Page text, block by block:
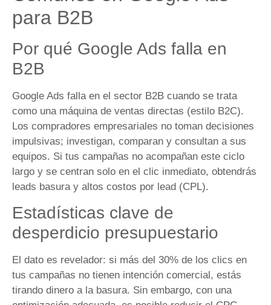
para B2B
Por qué Google Ads falla en
B2B
Google Ads falla en el sector B2B cuando se trata
como una máquina de ventas directas (estilo B2C).
Los compradores empresariales no toman decisiones
impulsivas; investigan, comparan y consultan a sus
equipos. Si tus campañas no acompañan este ciclo
largo y se centran solo en el clic inmediato, obtendrás
leads basura y altos costos por lead (CPL).
Estadísticas clave de
desperdicio presupuestario
El dato es revelador: si más del 30% de los clics en
tus campañas no tienen intención comercial, estás
tirando dinero a la basura. Sin embargo, con una